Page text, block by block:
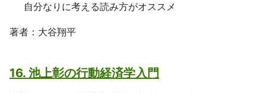
自分なりに考える読み方がオススメ
著者：大谷翔平
16. 池上彰の行動経済学入門